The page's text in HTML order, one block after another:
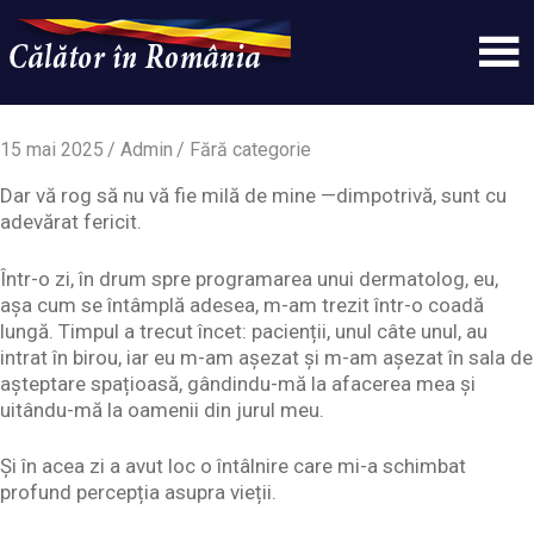
content
Calatorinromania
simplu
WordPress
15 mai 2025 Admin Fără categorie
Dar vă rog să nu vă fie milă de mine —dimpotrivă, sunt cu
adevărat fericit.
Într-o zi, în drum spre programarea unui dermatolog, eu,
așa cum se întâmplă adesea, m-am trezit într-o coadă
lungă. Timpul a trecut încet: pacienții, unul câte unul, au
intrat în birou, iar eu m-am așezat și m-am așezat în sala de
așteptare spațioasă, gândindu-mă la afacerea mea și
uitându-mă la oamenii din jurul meu.
Și în acea zi a avut loc o întâlnire care mi-a schimbat
profund percepția asupra vieții.